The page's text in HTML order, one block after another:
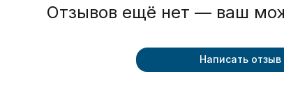
Отзывов ещё нет — ваш
Написать отзыв